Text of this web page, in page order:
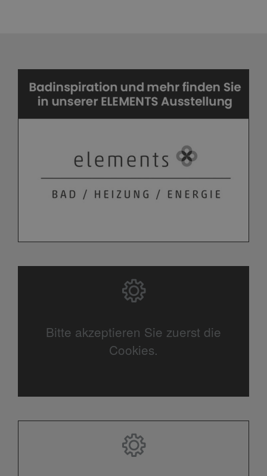
Bitte akzeptieren Sie zuerst die
Cookies.